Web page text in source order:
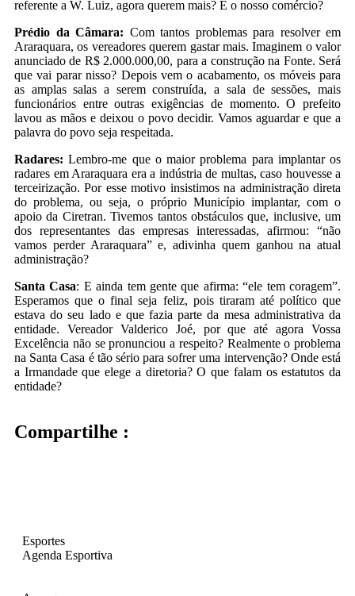
referente a W. Luiz, agora querem mais? E o nosso comércio?
Prédio da Câmara: Com tantos problemas para resolver em
Araraquara, os vereadores querem gastar mais. Imaginem o valor
anunciado de R$ 2.000.000,00, para a construção na Fonte. Será
que vai parar nisso? Depois vem o acabamento, os móveis para
as amplas salas a serem construída, a sala de sessões, mais
funcionários entre outras exigências de momento. O prefeito
lavou as mãos e deixou o povo decidir. Vamos aguardar e que a
palavra do povo seja respeitada.
Radares: Lembro-me que o maior problema para implantar os
radares em Araraquara era a indústria de multas, caso houvesse a
terceirização. Por esse motivo insistimos na administração direta
do problema, ou seja, o próprio Município implantar, com o
apoio da Ciretran. Tivemos tantos obstáculos que, inclusive, um
dos representantes das empresas interessadas, afirmou: “não
vamos perder Araraquara” e, adivinha quem ganhou na atual
administração?
Santa Casa: E ainda tem gente que afirma: “ele tem coragem”.
Esperamos que o final seja feliz, pois tiraram até político que
estava do seu lado e que fazia parte da mesa administrativa da
entidade. Vereador Valderico Joé, por que até agora Vossa
Excelência não se pronunciou a respeito? Realmente o problema
na Santa Casa é tão sério para sofrer uma intervenção? Onde está
a Irmandade que elege a diretoria? O que falam os estatutos da
entidade?
Compartilhe :
Esportes
Agenda Esportiva